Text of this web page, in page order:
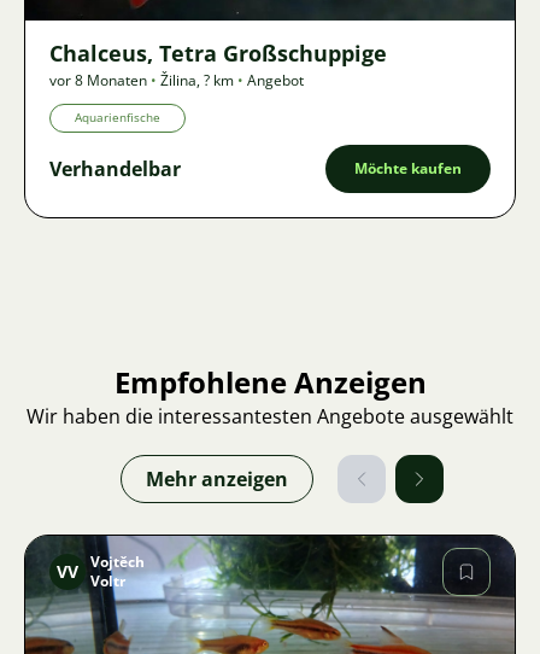
Chalceus, Tetra Großschuppige
vor 8 Monaten • Žilina,? km • Angebot
Aquarienfische
Verhandelbar Möchte kaufen
Empfohlene Anzeigen
Wir haben die interessantesten Angebote ausgewählt
Mehr anzeigen
VV Vojtěch
Voltr